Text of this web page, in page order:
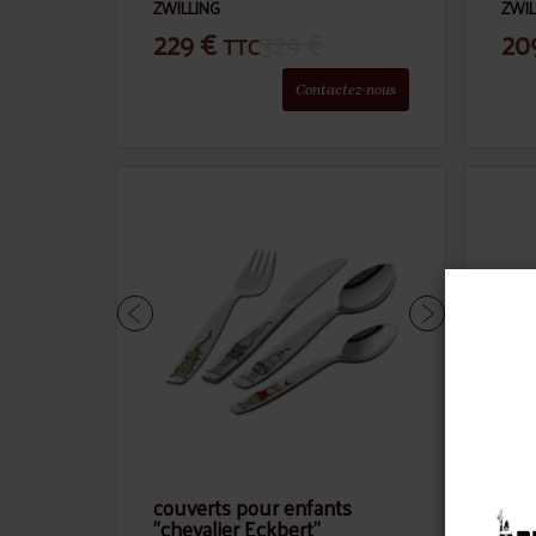
ZWILLING
229€TTC
Contactez-nous
couverts pour enfants
"chevalier Eckbert"